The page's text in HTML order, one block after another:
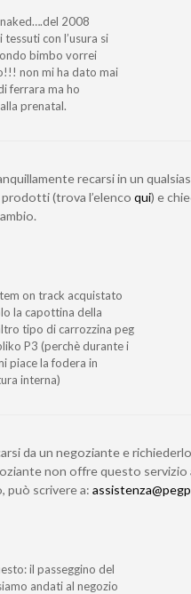
2008
con l’usura si
bimbo vorrei
non mi ha dato mai
ferrara ma ho
prenatal.
recarsi in un
(trova l’elenco qui) e
on track acquistato
la capottina della
tipo di carrozzina peg
P3 (perchè durante i
piace la fodera in
interna)
da un negoziante e
non offre questo servizio
può scrivere a:
il passeggino del
andati al negozio